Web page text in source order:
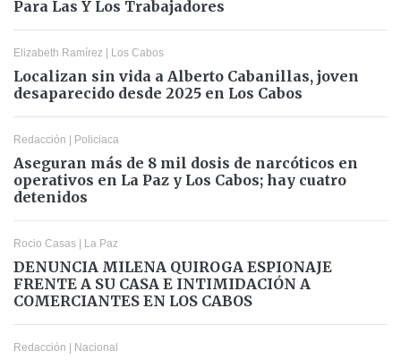
Para Las Y Los Trabajadores
Elizabeth Ramírez | Los Cabos
Localizan sin vida a Alberto Cabanillas, joven
desaparecido desde 2025 en Los Cabos
Redacción | Policiaca
Aseguran más de 8 mil dosis de narcóticos en
operativos en La Paz y Los Cabos; hay cuatro
detenidos
Rocio Casas | La Paz
DENUNCIA MILENA QUIROGA ESPIONAJE
FRENTE A SU CASA E INTIMIDACIÓN A
COMERCIANTES EN LOS CABOS
Redacción | Nacional